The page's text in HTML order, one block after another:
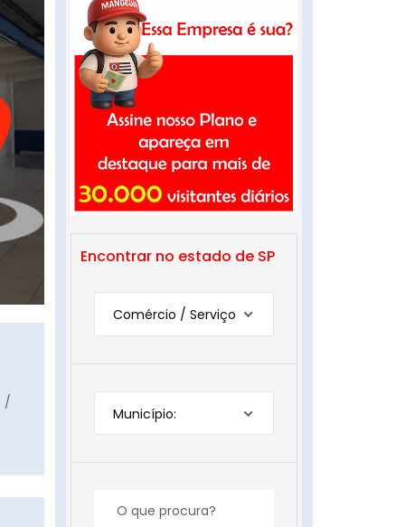
/
Encontrar no estado de SP
Comércio / Serviço
Município: